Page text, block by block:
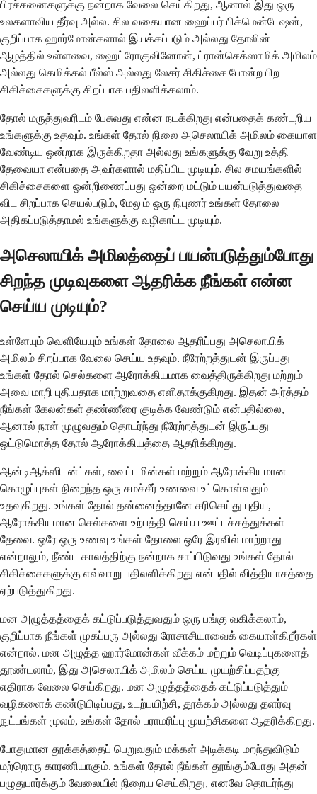
பிரச்சனைகளுக்கு நன்றாக வேலை செய்கிறது, ஆனால் இது ஒரு
உலகளாவிய தீர்வு அல்ல. சில வகையான ஹைப்பர் பிக்மென்டேஷன்,
குறிப்பாக ஹார்மோன்களால் இயக்கப்படும் அல்லது தோலின்
ஆழத்தில் உள்ளவை, ஹைட்ரோகுவினோன், ட்ரான்செக்ஸாமிக் அமிலம்
அல்லது கெமிக்கல் பீல்ஸ் அல்லது லேசர் சிகிச்சை போன்ற பிற
சிகிச்சைகளுக்கு சிறப்பாக பதிலளிக்கலாம்.
தோல் மருத்துவரிடம் பேசுவது என்ன நடக்கிறது என்பதைக் கண்டறிய
உங்களுக்கு உதவும். உங்கள் தோல் நிலை அசெலாயிக் அமிலம் கையாள
வேண்டிய ஒன்றாக இருக்கிறதா அல்லது உங்களுக்கு வேறு உத்தி
தேவையா என்பதை அவர்களால் மதிப்பிட முடியும். சில சமயங்களில்
சிகிச்சைகளை ஒன்றிணைப்பது ஒன்றை மட்டும் பயன்படுத்துவதை
விட சிறப்பாக செயல்படும், மேலும் ஒரு நிபுணர் உங்கள் தோலை
அதிகப்படுத்தாமல் உங்களுக்கு வழிகாட்ட முடியும்.
அசெலாயிக் அமிலத்தைப் பயன்படுத்தும்போது
சிறந்த முடிவுகளை ஆதரிக்க நீங்கள் என்ன
செய்ய முடியும்?
உள்ளேயும் வெளியேயும் உங்கள் தோலை ஆதரிப்பது அசெலாயிக்
அமிலம் சிறப்பாக வேலை செய்ய உதவும். நீரேற்றத்துடன் இருப்பது
உங்கள் தோல் செல்களை ஆரோக்கியமாக வைத்திருக்கிறது மற்றும்
அவை மாறி புதியதாக மாற்றுவதை எளிதாக்குகிறது. இதன் அர்த்தம்
நீங்கள் கேலன்கள் தண்ணீரை குடிக்க வேண்டும் என்பதில்லை,
ஆனால் நாள் முழுவதும் தொடர்ந்து நீரேற்றத்துடன் இருப்பது
ஒட்டுமொத்த தோல் ஆரோக்கியத்தை ஆதரிக்கிறது.
ஆன்டிஆக்ஸிடன்ட்கள், வைட்டமின்கள் மற்றும் ஆரோக்கியமான
கொழுப்புகள் நிறைந்த ஒரு சமச்சீர் உணவை உட்கொள்வதும்
உதவுகிறது. உங்கள் தோல் தன்னைத்தானே சரிசெய்து புதிய,
ஆரோக்கியமான செல்களை உற்பத்தி செய்ய ஊட்டச்சத்துக்கள்
தேவை. ஒரே ஒரு உணவு உங்கள் தோலை ஒரே இரவில் மாற்றாது
என்றாலும், நீண்ட காலத்திற்கு நன்றாக சாப்பிடுவது உங்கள் தோல்
சிகிச்சைகளுக்கு எவ்வாறு பதிலளிக்கிறது என்பதில் வித்தியாசத்தை
ஏற்படுத்துகிறது.
மன அழுத்தத்தைக் கட்டுப்படுத்துவதும் ஒரு பங்கு வகிக்கலாம்,
குறிப்பாக நீங்கள் முகப்பரு அல்லது ரோசாசியாவைக் கையாள்கிறீர்கள்
என்றால். மன அழுத்த ஹார்மோன்கள் வீக்கம் மற்றும் வெடிப்புகளைத்
தூண்டலாம், இது அசெலாயிக் அமிலம் செய்ய முயற்சிப்பதற்கு
எதிராக வேலை செய்கிறது. மன அழுத்தத்தைக் கட்டுப்படுத்தும்
வழிகளைக் கண்டுபிடிப்பது, உடற்பயிற்சி, தூக்கம் அல்லது தளர்வு
நுட்பங்கள் மூலம், உங்கள் தோல் பராமரிப்பு முயற்சிகளை ஆதரிக்கிறது.
போதுமான தூக்கத்தைப் பெறுவதும் மக்கள் அடிக்கடி மறந்துவிடும்
மற்றொரு காரணியாகும். உங்கள் தோல் நீங்கள் தூங்கும்போது அதன்
பழுதுபார்க்கும் வேலையில் நிறைய செய்கிறது, எனவே தொடர்ந்து